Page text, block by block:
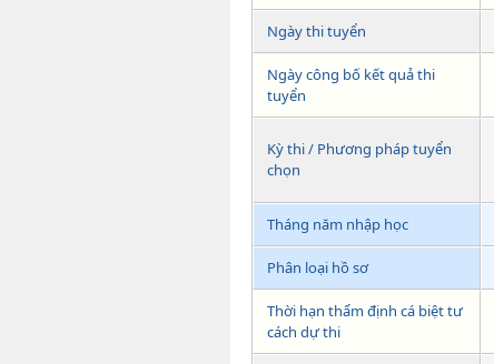
Ngày thi tuyển
Ngày công bố kết quả thi
tuyển
Kỳ thi / Phương pháp tuyển
chọn
Tháng năm nhập học
Phân loại hồ sơ
Thời hạn thẩm định cá biệt tư
cách dự thi